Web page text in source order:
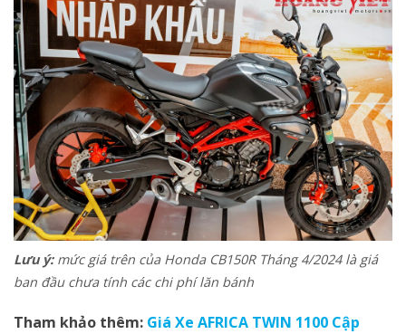
Lưu ý:mức giá trên của Honda CB150R Tháng 4/2024 là giá
ban đầu chưa tính các chi phí lăn bánh
Tham khảo thêm: Giá Xe AFRICA TWIN 1100 Cập